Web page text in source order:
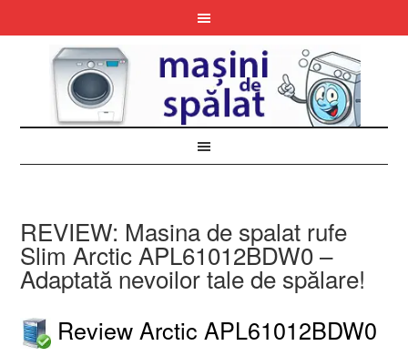
REVIEW: Masina de spalat rufe
Slim Arctic APL61012BDW0 –
Adaptată nevoilor tale de spălare!
Review Arctic APL61012BDW0